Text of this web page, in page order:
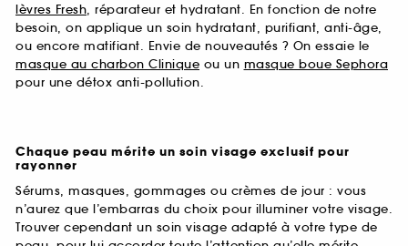
lèvres Fresh, réparateur et hydratant. En fonction de notre
besoin, on applique un soin hydratant, purifiant, anti-âge,
ou encore matifiant. Envie de nouveautés ? On essaie le
masque au charbon Clinique ou un masque boue Sephora
pour une détox anti-pollution.
Chaque peau mérite un soin visage exclusif pour
rayonner
Sérums, masques, gommages ou crèmes de jour : vous
n’aurez que l’embarras du choix pour illuminer votre visage.
Trouver cependant un soin visage adapté à votre type de